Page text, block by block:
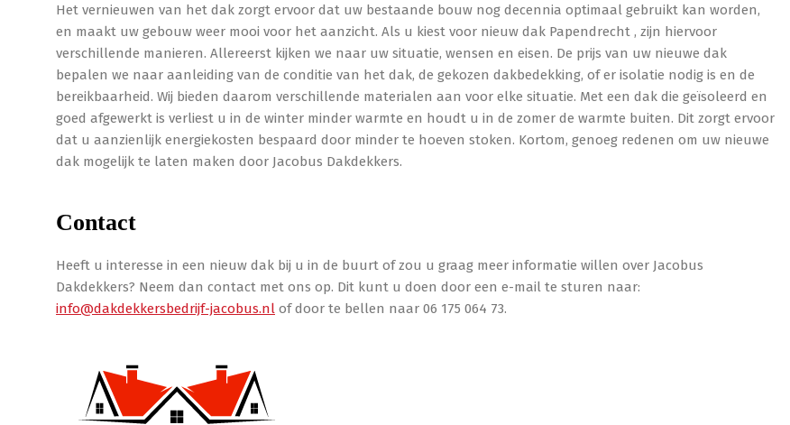
Het vernieuwen van het dak zorgt ervoor dat uw bestaande bouw nog decennia optimaal gebruikt kan worden,
en maakt uw gebouw weer mooi voor het aanzicht. Als u kiest voor nieuw dak Papendrecht , zijn hiervoor
verschillende manieren. Allereerst kijken we naar uw situatie, wensen en eisen. De prijs van uw nieuwe dak
bepalen we naar aanleiding van de conditie van het dak, de gekozen dakbedekking, of er isolatie nodig is en de
bereikbaarheid. Wij bieden daarom verschillende materialen aan voor elke situatie. Met een dak die geïsoleerd en
goed afgewerkt is verliest u in de winter minder warmte en houdt u in de zomer de warmte buiten. Dit zorgt ervoor
dat u aanzienlijk energiekosten bespaard door minder te hoeven stoken. Kortom, genoeg redenen om uw nieuwe
dak mogelijk te laten maken door Jacobus Dakdekkers.
Contact
Heeft u interesse in een nieuw dak bij u in de buurt of zou u graag meer informatie willen over Jacobus
Dakdekkers? Neem dan contact met ons op. Dit kunt u doen door een e-mail te sturen naar:
info@dakdekkersbedrijf-jacobus.nl of door te bellen naar 06 175 064 73.